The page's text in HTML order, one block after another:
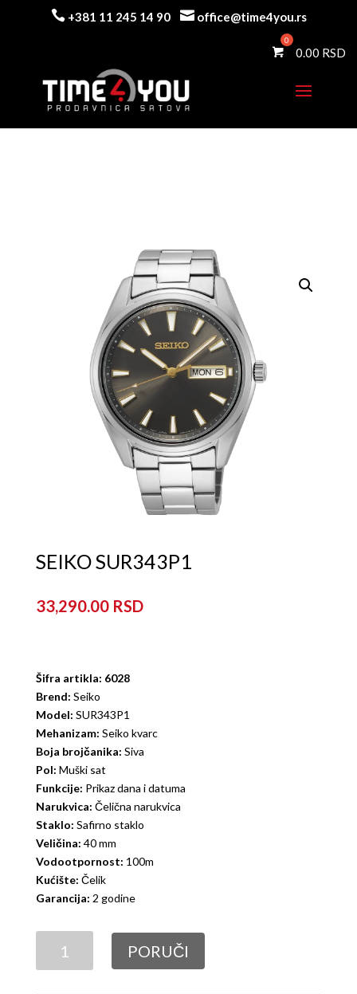
 +381 11 245 14 90  office@time4you.rs
0.00
SEIKO SUR343P1
33,290.00
Šifra artikla: 6028
Brend: Seiko
Model: SUR343P1
Mehanizam: Seiko kvarc
Boja brojčanika: Siva
Pol: Muški sat
Funkcije: Prikaz dana i datuma
Narukvica: Čelična narukvica
Staklo: Safirno staklo
Veličina: 40 mm
Vodootpornost: 100m
Kućište: Čelik
Garancija: 2 godine
SUR343P1
PORUČI